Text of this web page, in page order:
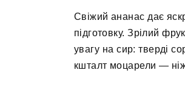
Свіжий ананас дає
підготовку. Зрілий
увагу на сир: тверді
кшталт моцарели —